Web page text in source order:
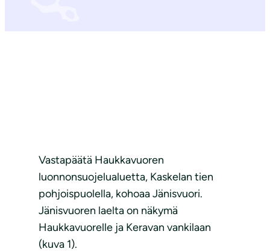
Vastapäätä Haukkavuoren
luonnonsuojelualuetta, Kaskelan tien
pohjoispuolella, kohoaa Jänisvuori.
Jänisvuoren laelta on näkymä
Haukkavuorelle ja Keravan vankilaan
(kuva 1).